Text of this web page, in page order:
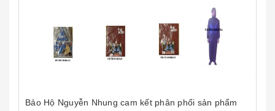
Bảo Hộ Nguyễn Nhung cam kết phân phối sản phẩm